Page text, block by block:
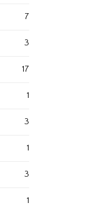
7
3
17
1
3
1
3
1